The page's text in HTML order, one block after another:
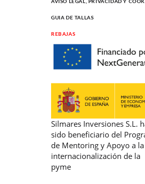
GUIA DE TALLAS
REBAJAS
Silmares Inversiones S.L.
sido beneficiario del
de Mentoring y Apoyo a la
internacionalización de la
pyme